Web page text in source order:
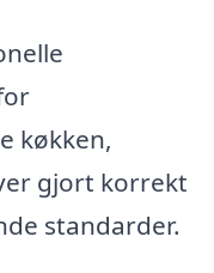
køkken,
gjort korrekt
standarder.